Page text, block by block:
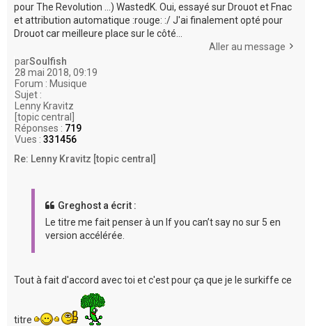
pour The Revolution ...) WastedK. Oui, essayé sur Drouot et Fnac
et attribution automatique :rouge: :/ J'ai finalement opté pour
Drouot car meilleure place sur le côté...
Aller au message
parSoulfish
28 mai 2018, 09:19
Forum : Musique
Sujet :
Lenny Kravitz
[topic central]
Réponses : 719
Vues : 331456
Re: Lenny Kravitz [topic central]
Greghost a écrit :
Le titre me fait penser à un If you can’t say no sur 5 en
version accélérée.
Tout à fait d'accord avec toi et c'est pour ça que je le surkiffe ce
titre